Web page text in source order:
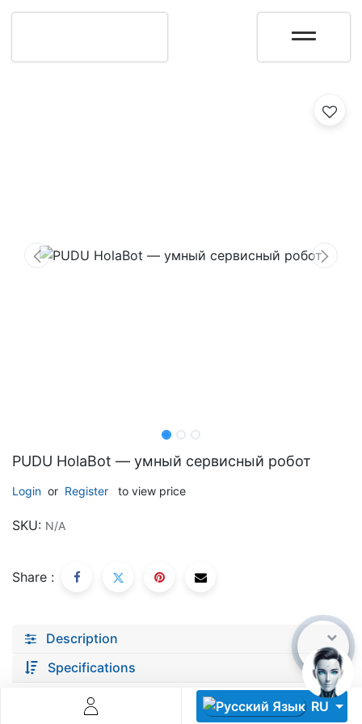
RU
PUDU HolaBot — умный сервисный робот
Login or Register to view price
SKU: N/A
Share :
Description
Specifications
Platformă integrată pentru managementul flotei de roboți
soluție
Află mai mult